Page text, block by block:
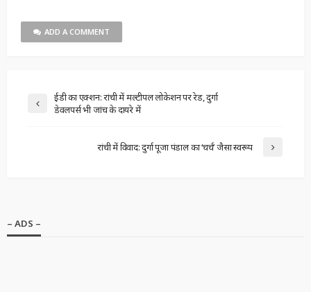
ADD A COMMENT
ईडी का एक्शन: रांची में मल्टीपल लोकेशन पर रेड, दुर्गा
डेवलपर्स भी जांच के दायरे में
रांची में विवाद: दुर्गा पूजा पंडाल का ‘चर्च’ जैसा स्वरूप
– ADS –